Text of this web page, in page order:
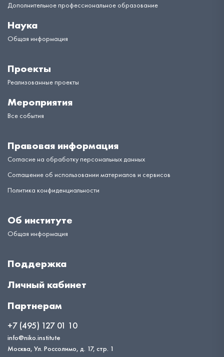
Дополнительное профессиональное образование
Наука
Общая информация
Проекты
Реализованные проекты
Мероприятия
Все события
Правовая информация
Согласие на обработку персональных данных
Соглашение об использовании материалов и сервисов
Политика конфиденциальности
Об институте
Общая информация
Поддержка
Личный кабинет
Партнерам
+7 (495) 127 01 10
info@niko.institute
Москва, Ул. Россолимо, д. 17, стр. 1